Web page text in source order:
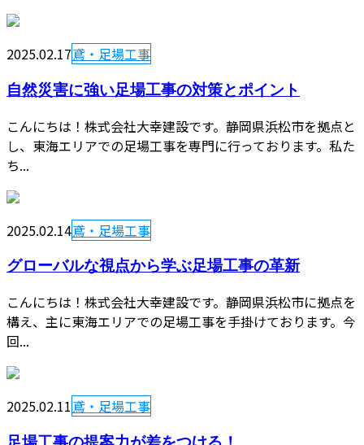
2025.02.17鳶・足場工事
自然災害に強い足場工事の対策とポイント
こんにちは！株式会社大幸建設です。静岡県浜松市を拠点と
し、東海エリアでの足場工事を専門に行っております。私た
ち...
2025.02.14鳶・足場工事
グローバルな視点から学ぶ足場工事の革新
こんにちは！株式会社大幸建設です。静岡県浜松市に拠点を
構え、主に東海エリアでの足場工事を手掛けております。今
回...
2025.02.11鳶・足場工事